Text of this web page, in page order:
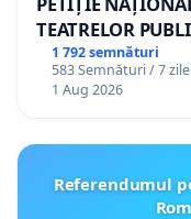
TEATRELOR
ROMÂNIA
1 792 semnături
583 Semnături / 7 zile
1 Aug 2026
Referendumul